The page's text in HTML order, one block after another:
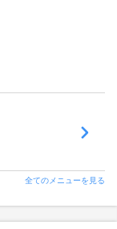
全てのメニューを見る